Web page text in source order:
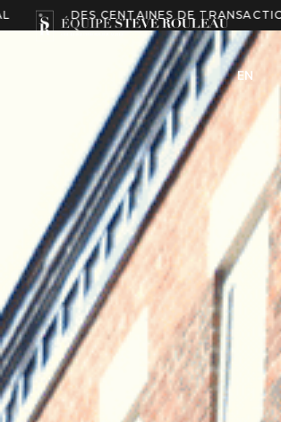
DE TRANSACTIONS À NOTRE ACTIF
EN